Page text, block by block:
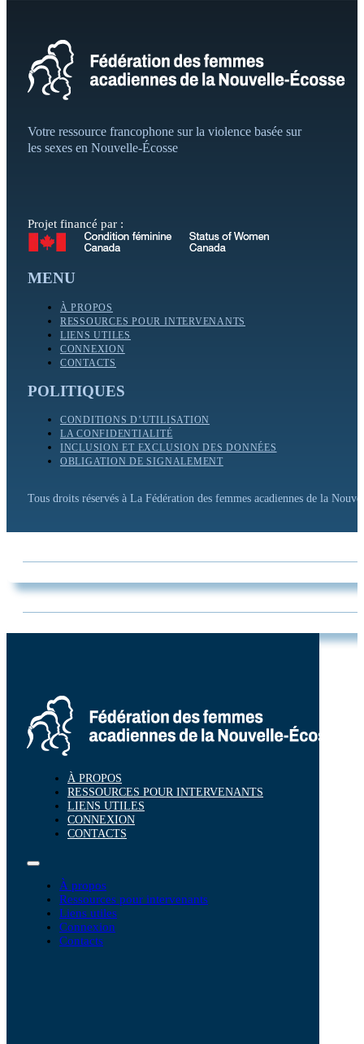
Votre ressource francophone sur la violence basée sur
les sexes en Nouvelle-Écosse
Projet financé par :
MENU
À PROPOS
RESSOURCES POUR INTERVENANTS
LIENS UTILES
CONNEXION
CONTACTS
POLITIQUES
CONDITIONS D’UTILISATION
LA CONFIDENTIALITÉ
INCLUSION ET EXCLUSION DES DONNÉES
OBLIGATION DE SIGNALEMENT
Tous droits réservés à La Fédération des femmes acadiennes de la
À PROPOS
RESSOURCES POUR INTERVENANTS
LIENS UTILES
CONNEXION
CONTACTS
À propos
Ressources pour intervenants
Liens utiles
Connexion
Contacts